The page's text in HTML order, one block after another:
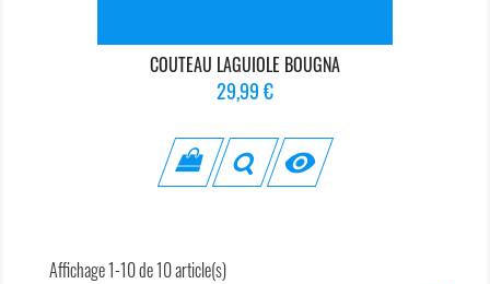
COUTEAU LAGUIOLE BOUGNA
Prix
29,99 €

Affichage 1-10 de 10 article(s)